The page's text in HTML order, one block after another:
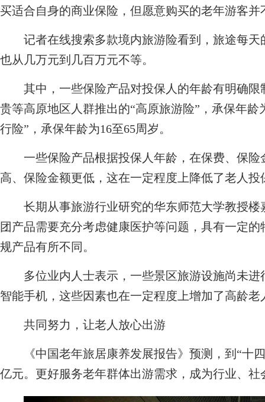
买适合自身的商业保险，但愿意购买的老年游客并
记者在线搜索多款境内旅游险看到，旅途每天
也从几万元到几百万元不等。
其中，一些保险产品对投保人的年龄有明确限
贵等高原地区人群推出的“高原旅游险”，承保年龄
行险”，承保年龄为16至65周岁。
一些保险产品根据投保人年龄，在保费、保险
高、保险金额更低，这在一定程度上降低了老
长期从事旅游行业研究的华东师范大学教授楼
团产品需要充分考虑健康医护等问题，具有一定
规产品有所不同。
多位业内人士表示，一些景区旅游设施尚未进
智能手机，这些因素也在一定程度上增加了高龄
共同努力，让老人放心出游
《中国老年旅居康养发展报告》预测，到“十四
亿元。更好服务老年群体出游需求，成为行业、